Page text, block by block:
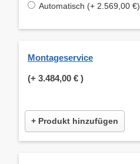
Automatisch (+ 2.569,00 €)
Montageservice
(+ 3.484,00 € )
+ Produkt hinzufügen